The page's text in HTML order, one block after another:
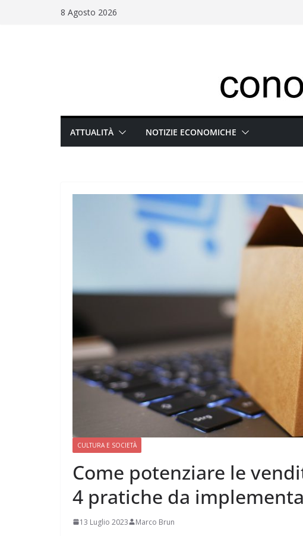
8 Agosto 2026
ATTUALITÀ NOTIZIE ECONOMICHE
CULTURA E SOCIETÀ
Come potenziare le
4 pratiche da
13 Luglio 2023 Marco Brun